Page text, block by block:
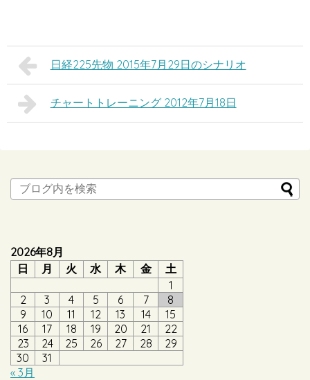
日経225先物 2015年7月29日のシナリオ
チャートトレーニング 2012年7月18日
2026年8月
日
月 火 水 木 金
土
1
2
3 4 5 6 7
8
9
10 11 12 13 14
15
16
17 18 19 20 21
22
23
24 25 26 27 28
29
30
31
« 3月